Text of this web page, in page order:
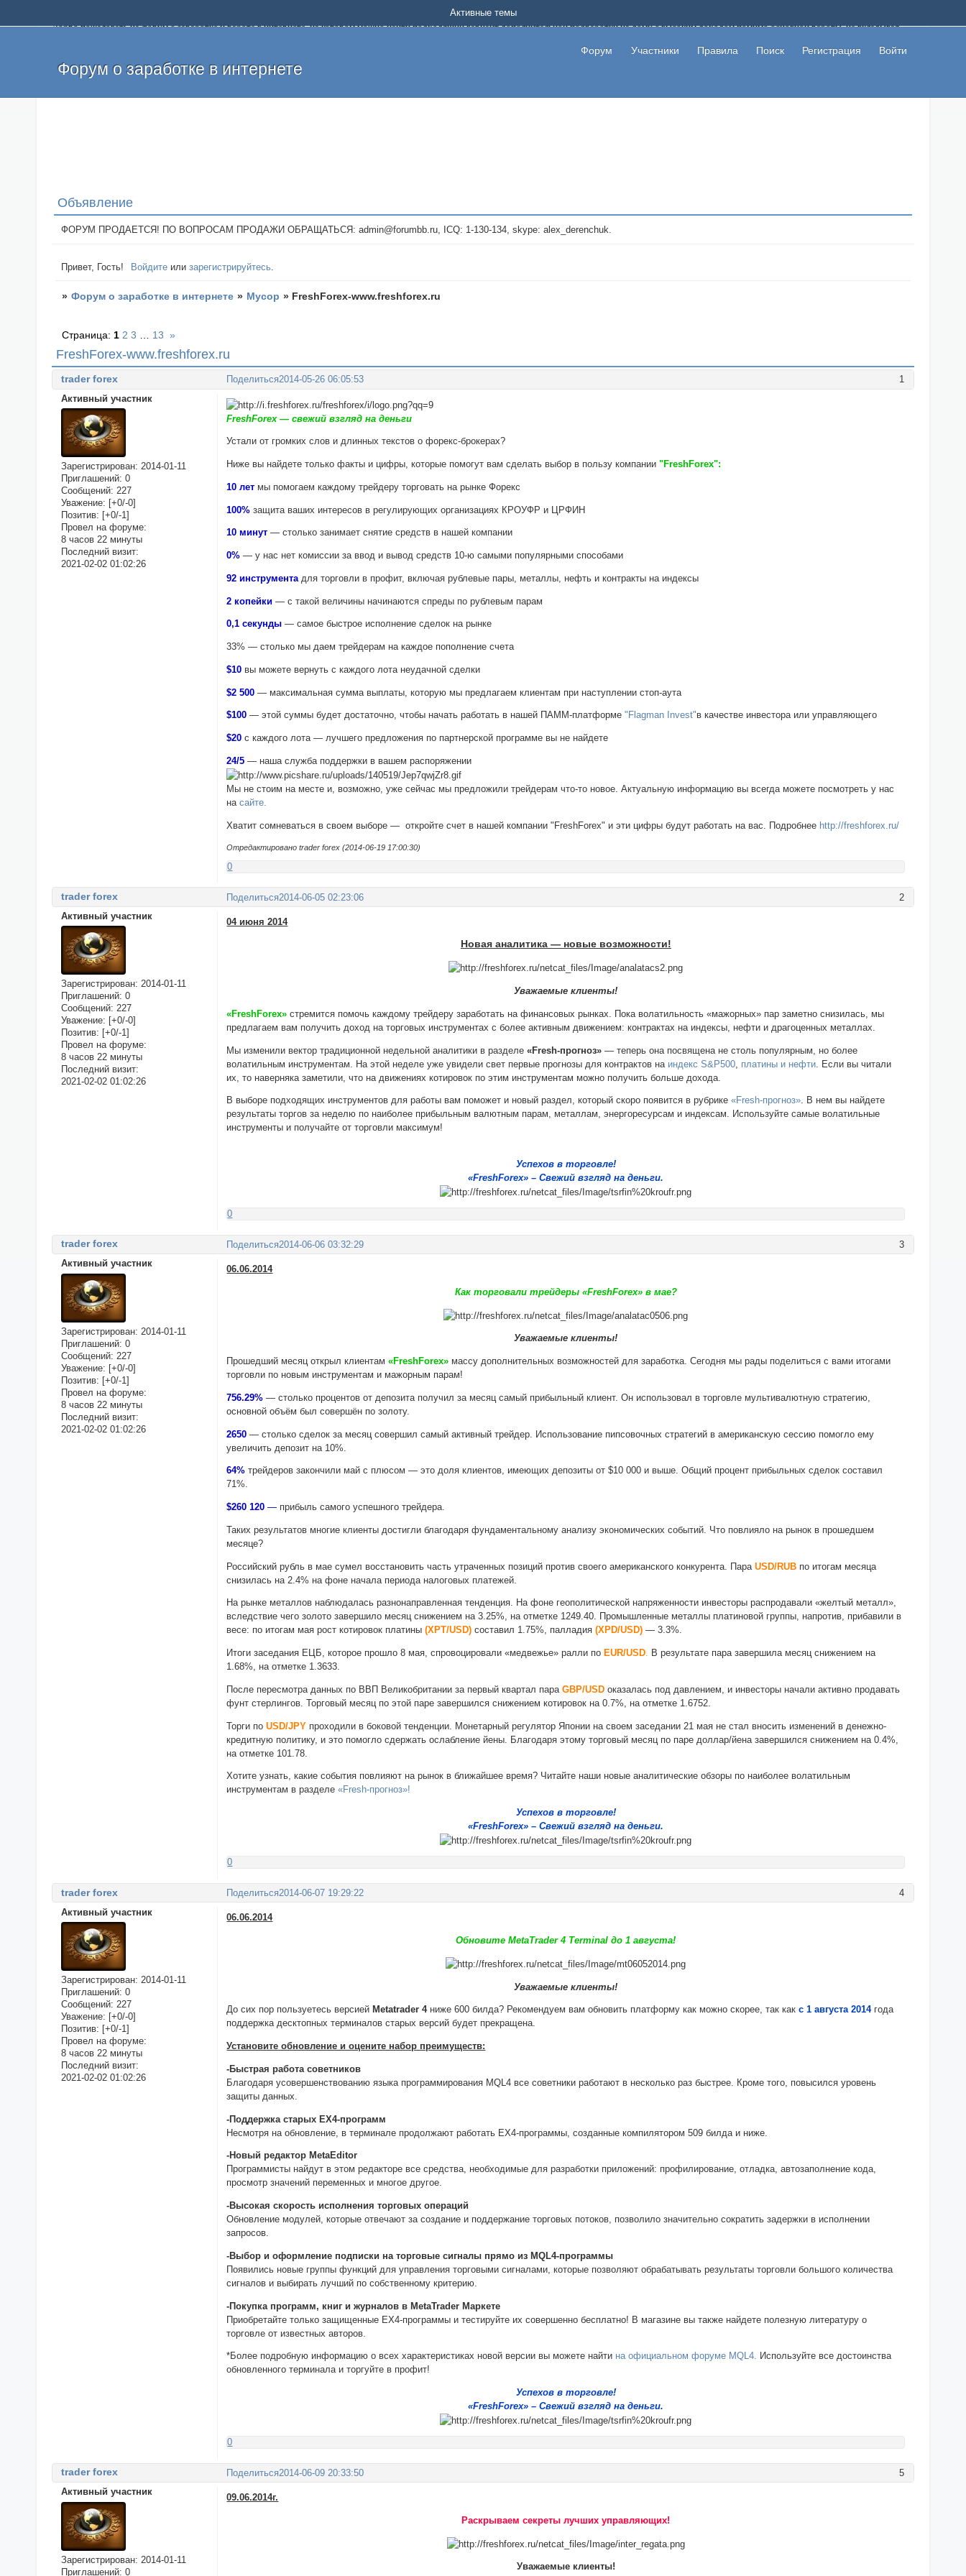
Добро пожаловать на форум о заработке и работе в интернете, на котором можно найти подходящий вариант дополнительной подработки на дому с высоким доходом помимо основной работы, не вкладывая
и оставлять свои отзывы. Если вы знаете, что определенный проект или сайт не платит, то указывайте в теме что это лохотрон, чтобы другие пользователи не попались на развод. Вы сможете начать зарабатывать
легкие деньги без вложений и регистрации уже сегодня. Создавайте новые темы, размещайте объявления со своими пригласительными ссылками и первая прибыль не заставит себя долго ждать.
Форум о заработке в интернете
Форум Участники Правила Поиск Регистрация Войти
Активные темы
Объявление
ФОРУМ ПРОДАЕТСЯ! ПО ВОПРОСАМ ПРОДАЖИ ОБРАЩАТЬСЯ: admin@forumbb.ru, ICQ: 1-130-134, skype: alex_derenchuk.
Привет, Гость! Войдите илизарегистрируйтесь.
» Форум о заработке в интернете » Мусор » FreshForex-www.freshforex.ru
FreshForex-www.freshforex.ru
Страница: 1 2 3 13 »
Поделиться 1
2014-05-26 06:05:53
trader forex
Активный участник
Зарегистрирован: 2014-01-11
Приглашений: 0
Сообщений: 227
Уважение: [+0/-0]
Позитив: [+0/-1]
Провел на форуме:
8 часов 22 минуты
Последний визит:
2021-02-02 01:02:26
FreshForex — свежий взгляд на деньги
Устали от громких слов и длинных текстов о форекс-брокерах?
Ниже вы найдете только факты и цифры, которые помогут вам сделать выбор в пользу компании"FreshForex":
10 лет мы помогаем каждому трейдеру торговать на рынке Форекс
100% защита ваших интересов в регулирующих организациях КРОУФР и ЦРФИН
10 минут — столько занимает снятие средств в нашей компании
0%— у нас нет комиссии за ввод и вывод средств 10-ю самыми популярными способами
92 инструмента для торговли в профит, включая рублевые пары, металлы, нефть и контракты на индексы
2 копейки — с такой величины начинаются спреды по рублевым парам
0,1 секунды — самое быстрое исполнение сделок на рынке
33% — столько мы даем трейдерам на каждое пополнение счета
$10 вы можете вернуть с каждого лота неудачной сделки
$2 500 — максимальная сумма выплаты, которую мы предлагаем клиентам при наступлении стоп-аута
$100 — этой суммы будет достаточно, чтобы начать работать в нашей ПАММ-платформе"Flagman Invest"в качестве инвестора или управляющего
$20 с каждого лота — лучшего предложения по партнерской программе вы не найдете
24/5 — наша служба поддержки в вашем распоряжении
Мы не стоим на месте и, возможно, уже сейчас мы предложили трейдерам что-то новое. Актуальную информацию вы всегда можете посмотреть у нас
насайте.
Хватит сомневаться в своем выборе — откройте счет в нашей компании "FreshForex" и эти цифры будут работать на вас. Подробнее http://freshforex.ru/
Отредактировано trader forex (2014-06-19 17:00:30)
0
Поделиться 2
2014-06-05 02:23:06
trader forex
Активный участник
Зарегистрирован: 2014-01-11
Приглашений: 0
Сообщений: 227
Уважение: [+0/-0]
Позитив: [+0/-1]
Провел на форуме:
8 часов 22 минуты
Последний визит:
2021-02-02 01:02:26
04 июня 2014
Новая аналитика — новые возможности!
Уважаемые клиенты!
«FreshForex» стремится помочь каждому трейдеру заработать на финансовых рынках. Пока волатильность «мажорных» пар заметно снизилась, мы
предлагаем вам получить доход на торговых инструментах с более активным движением: контрактах на индексы, нефти и драгоценных металлах.
Мы изменили вектор традиционной недельной аналитики в разделе«Fresh-прогноз» — теперь она посвящена не столь популярным, но более
волатильным инструментам. На этой неделе уже увидели свет первые прогнозы для контрактов на индекс S&P500 платины и нефти . Если вы читали
их, то наверняка заметили, что на движениях котировок по этим инструментам можно получить больше дохода.
В выборе подходящих инструментов для работы вам поможет и новый раздел, который скоро появится в рубрике«Fresh-прогноз». В нем вы найдете
результаты торгов за неделю по наиболее прибыльным валютным парам, металлам, энергоресурсам и индексам. Используйте самые волатильные
инструменты и получайте от торговли максимум!
Успехов в торговле!
«FreshForex» – Свежий взгляд на деньги.
0
Поделиться 3
2014-06-06 03:32:29
trader forex
Активный участник
Зарегистрирован: 2014-01-11
Приглашений: 0
Сообщений: 227
Уважение: [+0/-0]
Позитив: [+0/-1]
Провел на форуме:
8 часов 22 минуты
Последний визит:
2021-02-02 01:02:26
06.06.2014
Как торговали трейдеры «FreshForex» в мае?
Уважаемые клиенты!
Прошедший месяц открыл клиентам «FreshForex» массу дополнительных возможностей для заработка. Сегодня мы рады поделиться с вами итогами
торговли по новым инструментам и мажорным парам!
756.29% — столько процентов от депозита получил за месяц самый прибыльный клиент. Он использовал в торговле мультивалютную стратегию,
основной объём был совершён по золоту.
2650 — столько сделок за месяц совершил самый активный трейдер. Использование пипсовочных стратегий в американскую сессию помогло ему
увеличить депозит на 10%.
64%трейдеров закончили май с плюсом — это доля клиентов, имеющих депозиты от $10 000 и выше. Общий процент прибыльных сделок составил
71%.
$260 120— прибыль самого успешного трейдера.
Таких результатов многие клиенты достигли благодаря фундаментальному анализу экономических событий. Что повлияло на рынок в прошедшем
месяце?
Российский рубль в мае сумел восстановить часть утраченных позиций против своего американского конкурента. Пара USD/RUВ по итогам месяца
снизилась на 2.4% на фоне начала периода налоговых платежей.
На рынке металлов наблюдалась разнонаправленная тенденция. На фоне геополитической напряженности инвесторы распродавали «желтый металл»,
вследствие чего золото завершило месяц снижением на 3.25%, на отметке 1249.40. Промышленные металлы платиновой группы, напротив, прибавили в
весе: по итогам мая рост котировок платины(XPT/USD) составил 1.75%, палладия(XPD/USD) — 3.3%.
Итоги заседания ЕЦБ, которое прошло 8 мая, спровоцировали «медвежье» ралли по EUR/USD. В результате пара завершила месяц снижением на
1.68%, на отметке 1.3633.
После пересмотра данных по ВВП Великобритании за первый квартал параGBP/USD оказалась под давлением, и инвесторы начали активно продавать
фунт стерлингов. Торговый месяц по этой паре завершился снижением котировок на 0.7%, на отметке 1.6752.
Торги поUSD/JPY проходили в боковой тенденции. Монетарный регулятор Японии на своем заседании 21 мая не стал вносить изменений в денежно-
кредитную политику, и это помогло сдержать ослабление йены. Благодаря этому торговый месяц по паре доллар/йена завершился снижением на 0.4%,
на отметке 101.78.
Хотите узнать, какие события повлияют на рынок в ближайшее время? Читайте наши новые аналитические обзоры по наиболее волатильным
инструментам в разделе«Fresh-прогноз»!
Успехов в торговле!
«FreshForex» – Свежий взгляд на деньги.
0
Поделиться 4
2014-06-07 19:29:22
trader forex
Активный участник
Зарегистрирован: 2014-01-11
Приглашений: 0
Сообщений: 227
Уважение: [+0/-0]
Позитив: [+0/-1]
Провел на форуме:
8 часов 22 минуты
Последний визит:
2021-02-02 01:02:26
06.06.2014
Обновите MetaTrader 4 Terminal до 1 августа!
Уважаемые клиенты!
До сих пор пользуетесь версией Metatrader 4ниже 600 билда? Рекомендуем вам обновить платформу как можно скорее, так как с 1 августа 2014года
поддержка десктопных терминалов старых версий будет прекращена.
Установите обновление и оцените набор преимуществ:
-Быстрая работа советников
Благодаря усовершенствованию языка программирования MQL4 все советники работают в несколько раз быстрее. Кроме того, повысился уровень
защиты данных.
-Поддержка старых EX4-программ
Несмотря на обновление, в терминале продолжают работать EX4-программы, созданные компилятором 509 билда и ниже.
-Новый редактор MetaEditor
Программисты найдут в этом редакторе все средства, необходимые для разработки приложений: профилирование, отладка, автозаполнение кода,
просмотр значений переменных и многое другое.
-Высокая скорость исполнения торговых операций
Обновление модулей, которые отвечают за создание и поддержание торговых потоков, позволило значительно сократить задержки в исполнении
запросов.
-Выбор и оформление подписки на торговые сигналы прямо из MQL4-программы
Появились новые группы функций для управления торговыми сигналами, которые позволяют обрабатывать результаты торговли большого количества
сигналов и выбирать лучший по собственному критерию.
-Покупка программ, книг и журналов в MetaTrader Маркете
Приобретайте только защищенные EX4-программы и тестируйте их совершенно бесплатно! В магазине вы также найдете полезную литературу о
торговле от известных авторов.
*Более подробную информацию о всех характеристиках новой версии вы можете найти на официальном форуме MQL4. Используйте все достоинства
обновленного терминала и торгуйте в профит!
Успехов в торговле!
«FreshForex» – Свежий взгляд на деньги.
0
Поделиться 5
2014-06-09 20:33:50
trader forex
Активный участник
Зарегистрирован: 2014-01-11
Приглашений: 0
09.06.2014г.
Раскрываем секреты лучших управляющих!
Уважаемые клиенты!